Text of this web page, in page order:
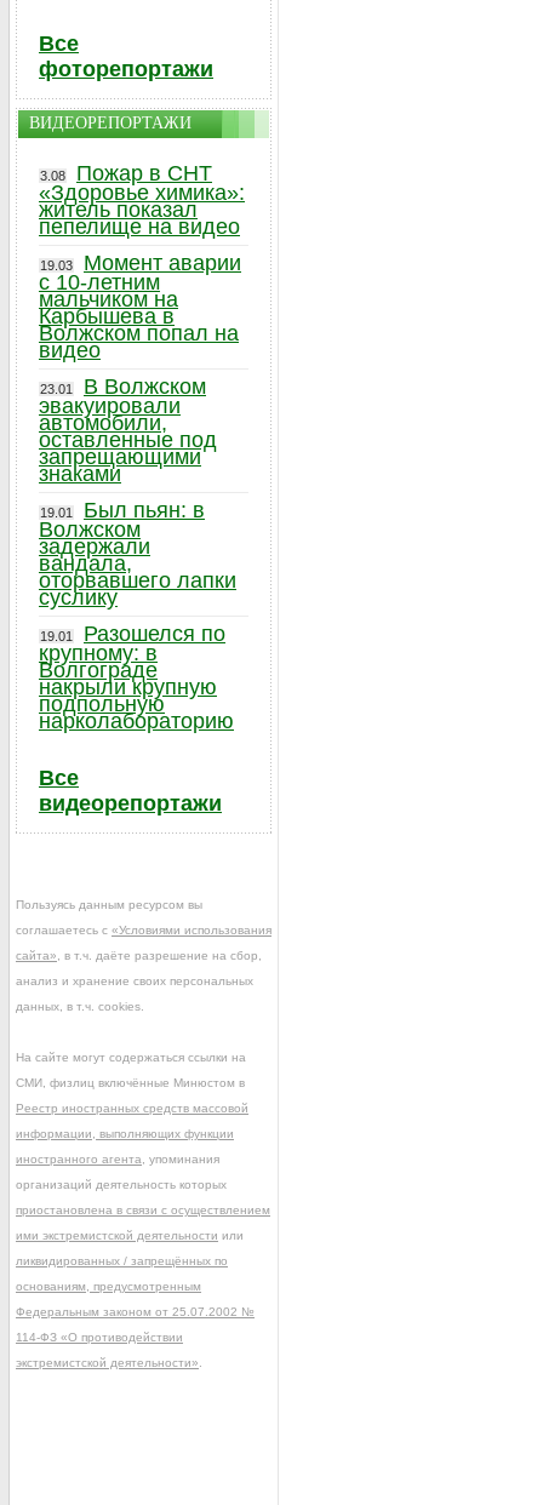
Все
фоторепортажи
ВИДЕОРЕПОРТАЖИ
3.08
Пожар в СНТ
«Здоровье химика»:
житель показал
пепелище на видео
19.03
Момент аварии
с 10-летним
мальчиком на
Карбышева в
Волжском попал на
видео
23.01
В Волжском
эвакуировали
автомобили,
оставленные под
запрещающими
знаками
19.01
Был пьян: в
Волжском
задержали
вандала,
оторвавшего лапки
суслику
19.01
Разошелся по
крупному: в
Волгограде
накрыли крупную
подпольную
нарколабораторию
Все
видеорепортажи
Пользуясь данным ресурсом вы
соглашаетесь с «Условиями использования
сайта» , в т.ч. даёте разрешение на сбор,
анализ и хранение своих персональных
данных, в т.ч. cookies.
На сайте могут содержаться ссылки на
СМИ, физлиц включённые Минюстом в
Реестр иностранных средств массовой
информации, выполняющих функции
иностранного агента , упоминания
организаций деятельность которых
приостановлена в связи с осуществлением
ими экстремистской деятельности или
ликвидированных / запрещённых по
основаниям, предусмотренным
Федеральным законом от 25.07.2002 №
114-ФЗ «О противодействии
экстремистской деятельности»